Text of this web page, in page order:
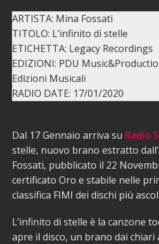
ARTISTA: Mina Fossati
TITOLO: L’infinito di stelle
ETICHETTA: Legacy Recordings
EDIZIONI: PDU
Edizioni Musicali
RADIO DATE: 17/01/2020
Dal 17 Gennaio arriva su Radio
stelle, nuovo brano estratto
Fossati, pubblicato il 22
certificato Oro e stabile nelle
classifica FIMI dei dischi più
L’infinito di stelle è la canzone
apre il disco, un brano dai